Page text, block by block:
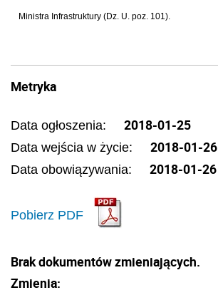
Ministra Infrastruktury (Dz. U. poz. 101).
Metryka
Data ogłoszenia: 2018-01-25
Data wejścia w życie: 2018-01-26
Data obowiązywania: 2018-01-26
Pobierz PDF
Brak dokumentów zmieniających.
Zmienia: